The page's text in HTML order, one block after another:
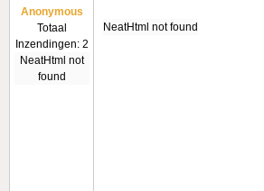
Anonymous
Totaal
Inzendingen: 2
NeatHtml not
found
NeatHtml not found